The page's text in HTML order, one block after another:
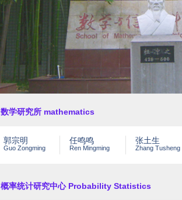
数学研究所 mathematics
郭宗明
Guo Zongming
任鸣鸣
Ren Mingming
张土生
Zhang Tusheng
概率统计研究中心 Probability Statistics